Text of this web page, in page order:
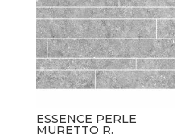
ESSENCE PERLE
MURETTO R.